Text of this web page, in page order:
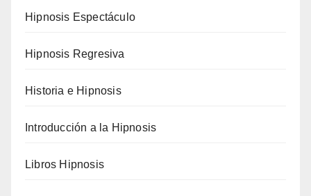
Hipnosis Espectáculo
Hipnosis Regresiva
Historia e Hipnosis
Introducción a la Hipnosis
Libros Hipnosis